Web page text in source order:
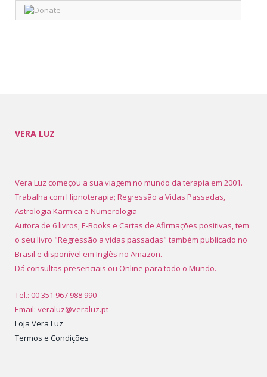
VERA LUZ
Vera Luz começou a sua viagem no mundo da terapia em 2001.
Trabalha com Hipnoterapia; Regressão a Vidas Passadas,
Astrologia Karmica e Numerologia
Autora de 6 livros, E-Books e Cartas de Afirmações positivas, tem
o seu livro "Regressão a vidas passadas" também publicado no
Brasil e disponível em Inglês no Amazon.
Dá consultas presenciais ou Online para todo o Mundo.
Tel.: 00 351 967 988 990
Email: veraluz@veraluz.pt
Loja Vera Luz
Termos e Condições